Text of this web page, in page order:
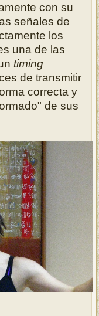
con su
señales de
los
una de las
timing
de transmitir
correcta y
de sus